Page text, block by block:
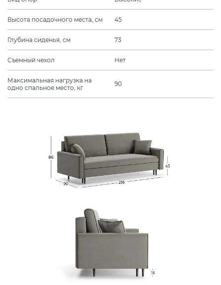
Высота посадочного места, см 45
Глубина сиденья, см 73
Съемный чехол Нет
Максимальная нагрузка на
одно спальное место, кг
90